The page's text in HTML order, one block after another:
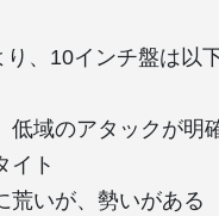
、10インチ盤は以
低域のアタックが明
イト
荒いが、勢いがある